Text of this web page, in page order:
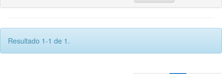
Resultado 1-1 de 1.